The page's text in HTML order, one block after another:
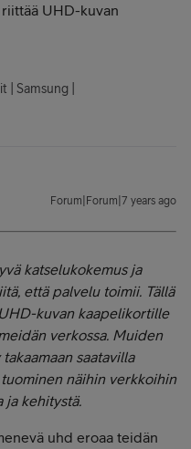
UHD-kuvan
Samsung |
Forum|Forum|7 years ago
katselukokemus ja
että palvelu toimii. Tällä
kuvan kaapelikortille
verkossa. Muiden
saatavilla
näihin verkkoihin
ja kehitystä.
uhd eroaa teidän